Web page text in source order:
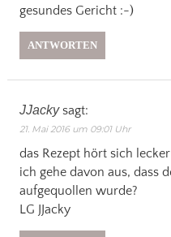
gesundes Gericht :-)
ANTWORTEN
JJacky sagt:
21. Mai 2016 um 09:01 Uhr
das Rezept hört sich
ich gehe davon aus, dass
aufgequollen wurde?
LG JJacky